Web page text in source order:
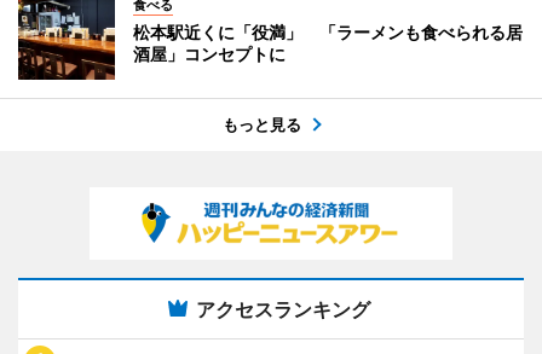
食べる
松本駅近くに「役満」 「ラーメンも食べられる居
酒屋」コンセプトに
もっと見る
アクセスランキング